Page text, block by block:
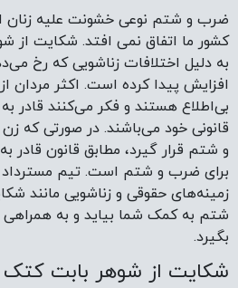
ضرب و شتم نوعی خشونت علیه زنان
کشور ما اتفاق نمی افتد. شکایت از
به دلیل اختلافات زناشویی‌ که رخ
افزایش پیدا کرده است. اکثر مردان
بی‌اطلاع هستند و فکر می‌کنند قادر
قانونی خود می‌باشند. در صورتی که
و شتم قرار گیرد، مطابق قانون
برای ضرب و شتم است. تیم
زمینه‌های حقوقی و زناشویی مانند
شتم به کمک شما بیاید و به
بگیرد.
شکایت از شوهر بابت کتک